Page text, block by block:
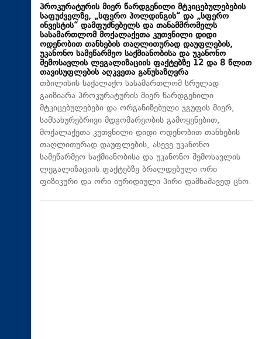
პროკურატურის მიერ წარდგენილი მტკიცებულებების
საფუძველზე, „სფერო ჰოლდინგის“ და „სფერო
ინვესტის“ დამფუძნებელს და თანამშრომელს
სასამართლომ მოქალაქეთა კუთვნილი დიდი
ოდენობით თანხების თაღლითურად დაუფლების,
უკანონო სამეწარმეო საქმიანობისა და უკანონო
შემოსავლის ლეგალიზაციის ფაქტებზე 12 და 8 წლით
თავისუფლების აღკვეთა განუსაზღვრა
თბილისის საქალაქო სასამართლომ სრულად
გაიზიარა პროკურატურის მიერ წარდგენილი
მტკიცებულებები და ორგანიზებული ჯგუფის მიერ,
სამსახურებრივი მდგომარეობის გამოყენებით,
მოქალაქეთა კუთვნილი დიდი ოდენობით თანხების
თაღლითურად დაუფლების, ასევე უკანონო
სამეწარმეო საქმიანობისა და უკანონო შემოსავლის
ლეგალიზაციის ფაქტებზე ბრალდებული ორი
ფიზიკური და ორი იურიდიული პირი დამნაშავედ ცნო.